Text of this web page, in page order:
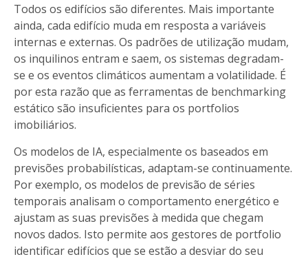
Todos os edifícios são diferentes. Mais importante
ainda, cada edifício muda em resposta a variáveis
internas e externas. Os padrões de utilização mudam,
os inquilinos entram e saem, os sistemas degradam-
se e os eventos climáticos aumentam a volatilidade. É
por esta razão que as ferramentas de benchmarking
estático são insuficientes para os portfolios
imobiliários.
Os modelos de IA, especialmente os baseados em
previsões probabilísticas, adaptam-se continuamente.
Por exemplo, os modelos de previsão de séries
temporais analisam o comportamento energético e
ajustam as suas previsões à medida que chegam
novos dados. Isto permite aos gestores de portfolio
identificar edifícios que se estão a desviar do seu